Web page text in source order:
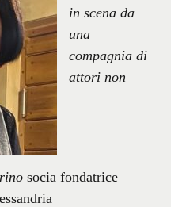
in scena da
una
compagnia di
attori non
socia fondatrice